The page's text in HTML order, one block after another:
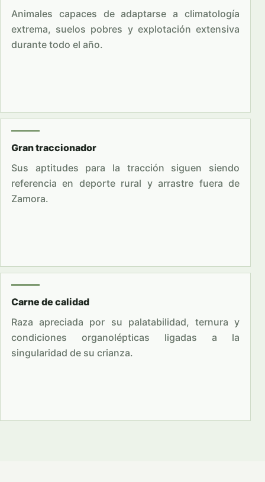
Animales capaces de adaptarse a climatología
extrema, suelos pobres y explotación extensiva
durante todo el año.
Gran traccionador
Sus aptitudes para la tracción siguen siendo
referencia en deporte rural y arrastre fuera de
Zamora.
Carne de calidad
Raza apreciada por su palatabilidad, ternura y
condiciones organolépticas ligadas a la
singularidad de su crianza.